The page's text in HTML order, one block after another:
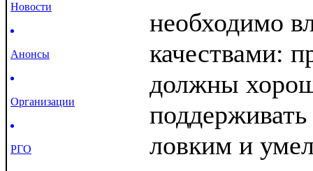
Новости
Анонсы
Организации
РГО
необходимо
качествами:
должны
ловким и